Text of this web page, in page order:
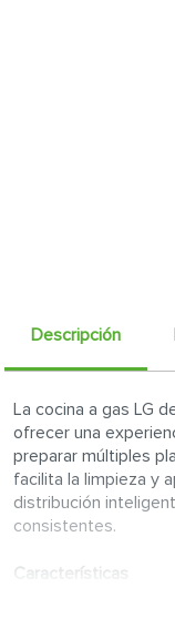
Descripción
La cocina a gas LG
ofrecer una
preparar múltiples
facilita la limpieza y
distribución
consistentes.
Características